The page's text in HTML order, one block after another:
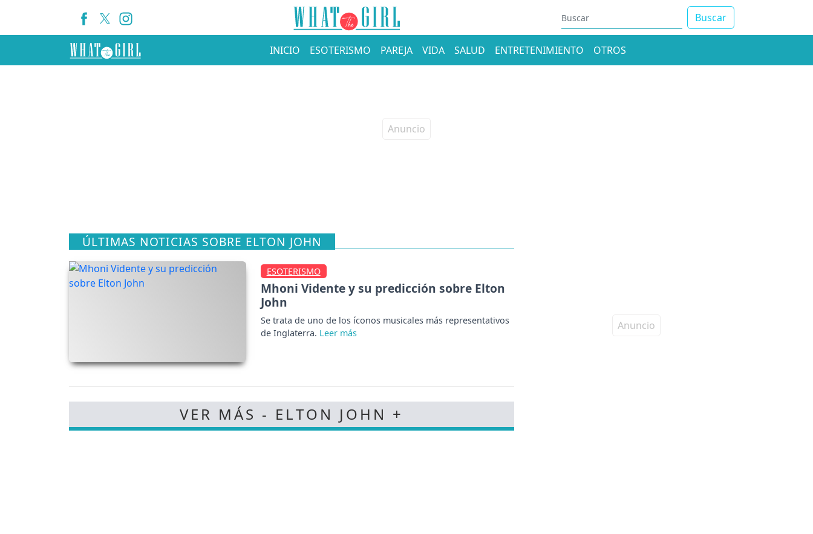
Buscar
INICIO ESOTERISMO PAREJA VIDA SALUD ENTRETENIMIENTO OTROS
ÚLTIMAS NOTICIAS SOBRE ELTON JOHN
ESOTERISMO
Mhoni Vidente y su predicción sobre Elton
John
Se trata de uno de los íconos musicales más representativos
de Inglaterra.
VER MÁS - ELTON JOHN +